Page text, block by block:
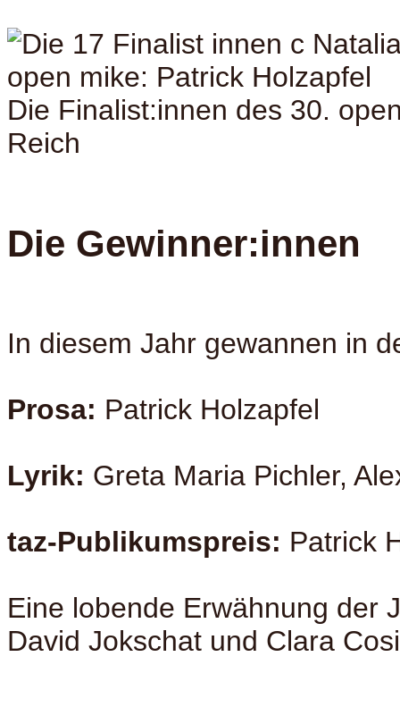
Die Finalist:innen des 30.
Reich
Die Gewinner:innen
In diesem Jahr gewannen in
Prosa: Patrick Holzapfel
Lyrik: Greta Maria Pichler,
taz-Publikumspreis: Patrick
Eine lobende Erwähnung der
David Jokschat und Clara